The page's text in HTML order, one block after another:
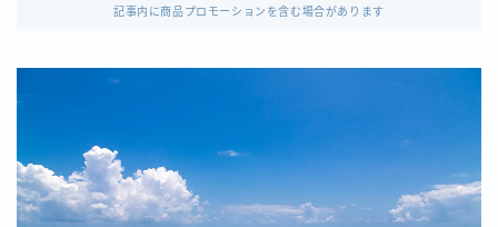
記事内に商品プロモーションを含む場合があります